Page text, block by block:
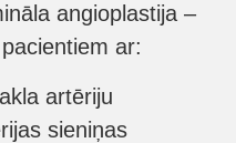
angioplastija –
ar:
artēriju
sieniņas